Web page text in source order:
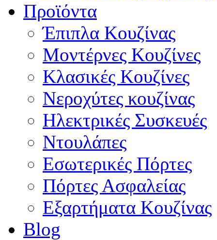
Προϊόντα
Έπιπλα Κουζίνας
Μοντέρνες Κουζίνες
Κλασικές Κουζίνες
Νεροχύτες κουζίνας
Ηλεκτρικές Συσκευές
Ντουλάπες
Εσωτερικές Πόρτες
Πόρτες Ασφαλείας
Εξαρτήματα Κουζίνας
Blog